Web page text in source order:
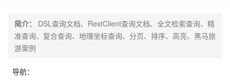
简介：
DSL查询文档、RestClient查询文档、全文检索查询、精
准查询、复合查询、地理坐标查询、分页、排序、高亮、黑马旅
游案例
导航：